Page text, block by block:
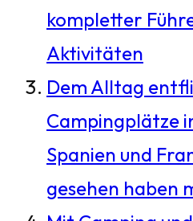
kompletter
Aktivitäten
Dem Alltag
Campingplätze
Spanien und
gesehen haben